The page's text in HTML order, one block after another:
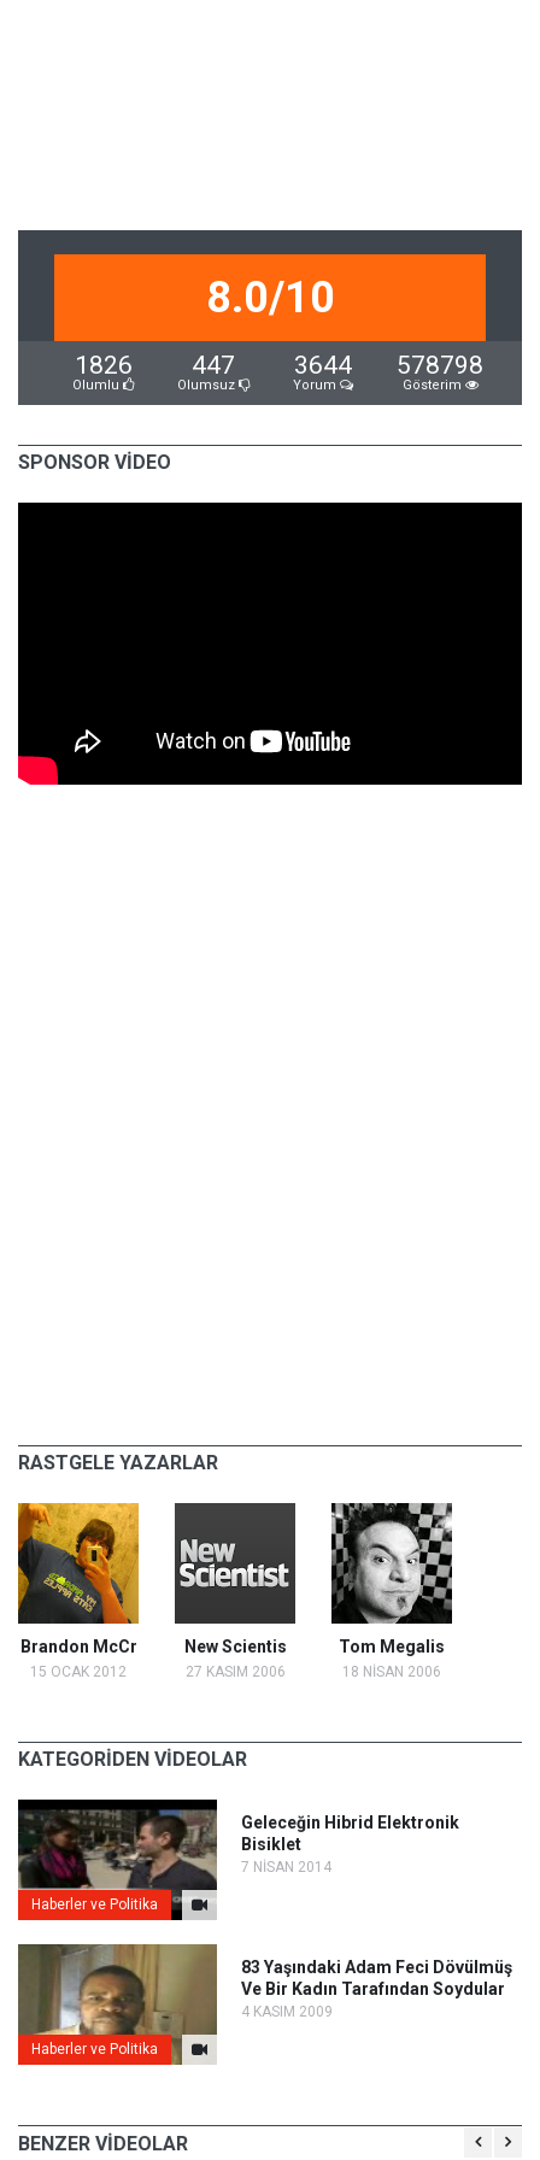
8.0/10
1826
Olumlu
447
Olumsuz
3644
Yorum
578798
Gösterim
SPONSOR VİDEO
RASTGELE YAZARLAR
Brandon McCr
15 OCAK 2012
New Scientis
27 KASIM 2006
Tom Megalis
18 NİSAN 2006
KATEGORİDEN VİDEOLAR
Haberler ve Politika
Geleceğin Hibrid Elektronik
Bisiklet
7 NİSAN 2014
Haberler ve Politika
83 Yaşındaki Adam Feci Dövülmüş
Ve Bir Kadın Tarafından Soydular
4 KASIM 2009
BENZER VİDEOLAR